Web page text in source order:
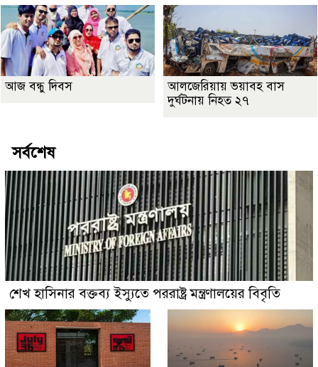
আজ বন্ধু দিবস
আলজেরিয়ায় ভয়াবহ বাস
দুর্ঘটনায় নিহত ২৭
সর্বশেষ
শেখ হাসিনার বক্তব্য ইস্যুতে পররাষ্ট্র মন্ত্রণালয়ের বিবৃতি